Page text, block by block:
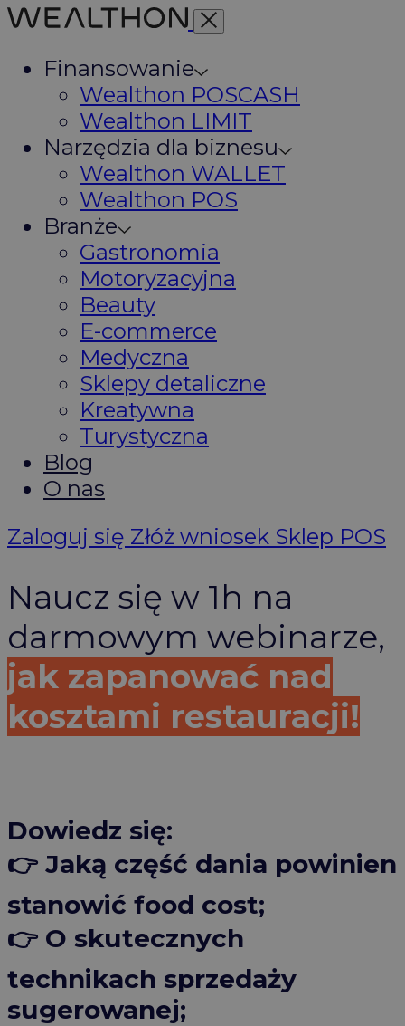
Finansowanie
Wealthon POSCASH
Wealthon LIMIT
Narzędzia dla biznesu
Wealthon WALLET
Wealthon POS
Branże
Gastronomia
Motoryzacyjna
Beauty
E-commerce
Medyczna
Sklepy detaliczne
Kreatywna
Turystyczna
Blog
O nas
Zaloguj się Złóż wniosek Sklep POS
Naucz się w 1h na
darmowym webinarze,
jak zapanować nad
kosztami restauracji!
Dowiedz się:
👉 Jaką część dania powinien
stanowić food cost;
👉 O skutecznych
technikach sprzedaży
sugerowanej;